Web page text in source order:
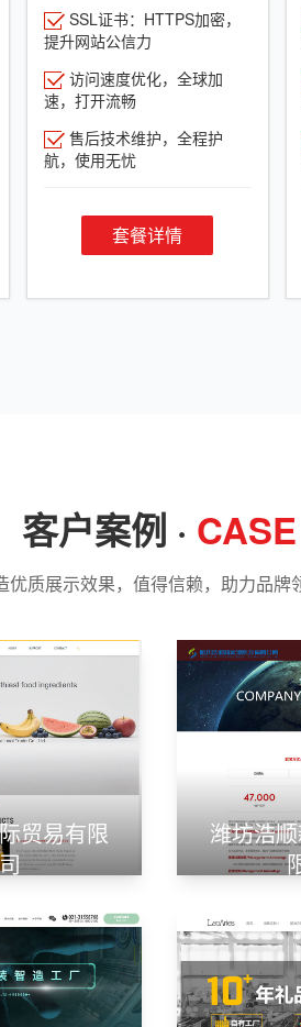
SSL证书：HTTPS加密，
提升网站公信力
访问速度优化，全球加
速，打开流畅
售后技术维护，全程护
航，使用无忧
套餐详情
客户案例 · CASE
优质展示效果，值得信赖，助力品牌
贸易有限
潍坊浩